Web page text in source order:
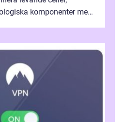
komponenter med